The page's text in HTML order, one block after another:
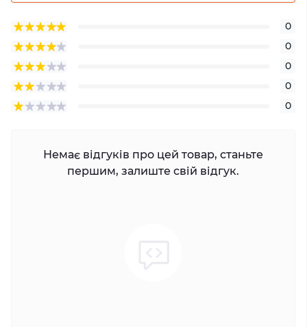
0
0
0
0
0
Немає відгуків про цей товар, станьте
першим, залиште свій відгук.